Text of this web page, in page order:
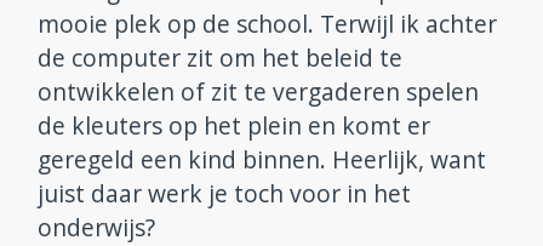
mooie plek op de school. Terwijl ik achter
de computer zit om het beleid te
ontwikkelen of zit te vergaderen spelen
de kleuters op het plein en komt er
geregeld een kind binnen. Heerlijk, want
juist daar werk je toch voor in het
onderwijs?